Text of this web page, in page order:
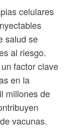
celulares
salud se
al riesgo.
factor clave
en la
millones de
vacunas.